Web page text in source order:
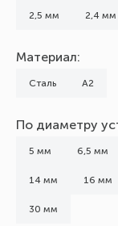
2,5 мм 2,4 мм
Материал:
Сталь А2
По диаметру
5 мм 6,5 мм
14 мм 16 мм
30 мм